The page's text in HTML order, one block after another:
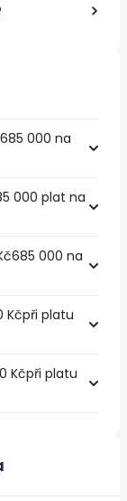
000 na
000 plat na
000 na
Kčpři platu
Kčpři platu